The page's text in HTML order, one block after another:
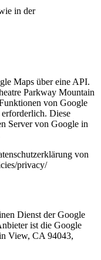
in der
Maps über eine API.
Parkway Mountain
von Google
Diese
Server von Google in
von
privacy/
Dienst der Google
ist die Google
View, CA 94043,